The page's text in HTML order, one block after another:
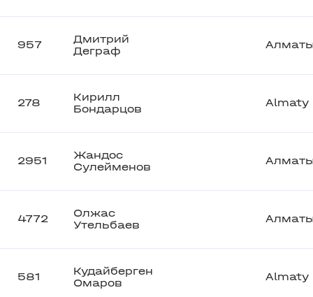
957
Дмитрий
Деграф
278
Кирилл
Бондарцов
Almaty
2951
Жандос
Сулейменов
4772
Олжас
Утельбаев
581
Кудайберген
Омаров
Almaty